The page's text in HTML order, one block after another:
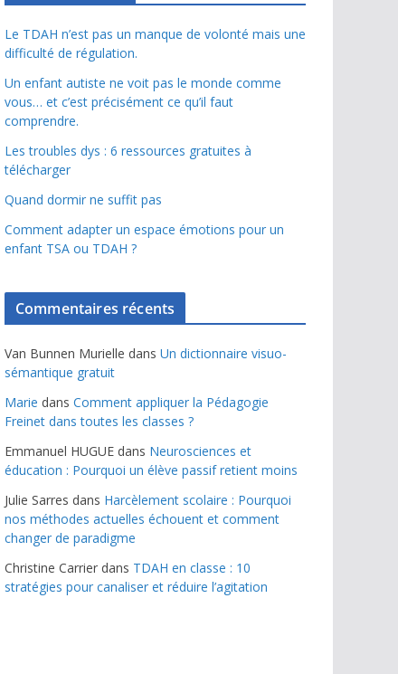
Le TDAH n’est pas un manque de volonté mais une
difficulté de régulation.
Un enfant autiste ne voit pas le monde comme
vous… et c’est précisément ce qu’il faut
comprendre.
Les troubles dys : 6 ressources gratuites à
télécharger
Quand dormir ne suffit pas
Comment adapter un espace émotions pour un
enfant TSA ou TDAH ?
Commentaires récents
Van Bunnen Murielle dans Un dictionnaire visuo-
sémantique gratuit
Marie dans Comment appliquer la Pédagogie
Freinet dans toutes les classes ?
Emmanuel HUGUE dans Neurosciences et
éducation : Pourquoi un élève passif retient moins
Julie Sarres dans Harcèlement scolaire : Pourquoi
nos méthodes actuelles échouent et comment
changer de paradigme
Christine Carrier dans TDAH en classe : 10
stratégies pour canaliser et réduire l’agitation